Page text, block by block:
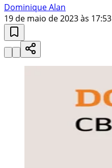
Dominique Alan
19 de maio de 2023 às 17:53